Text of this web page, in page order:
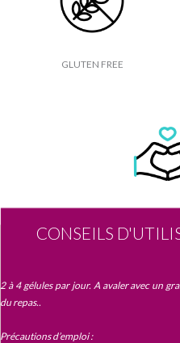
GLUTEN FREE
CONSEILS
2 à 4 gélules par jour. A avaler avec un
du repas..
Précautions d’emploi :